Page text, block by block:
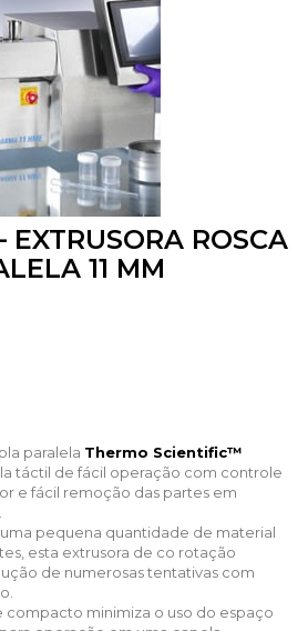
EXTRUSORA ROSCA
11 MM
paralela Thermo Scientific™
táctil de fácil operação com controle
e fácil remoção das partes em
pequena quantidade de material
esta extrusora de co rotação
de numerosas tentativas com
minimiza o uso do espaço